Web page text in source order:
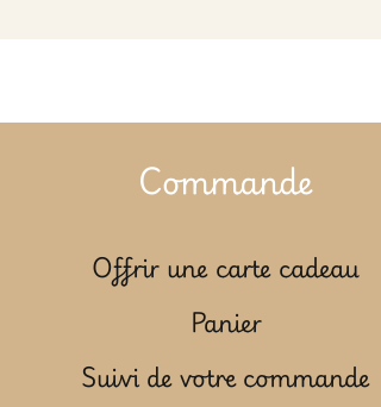
Commande
Offrir une carte cadeau
Panier
Suivi de votre commande